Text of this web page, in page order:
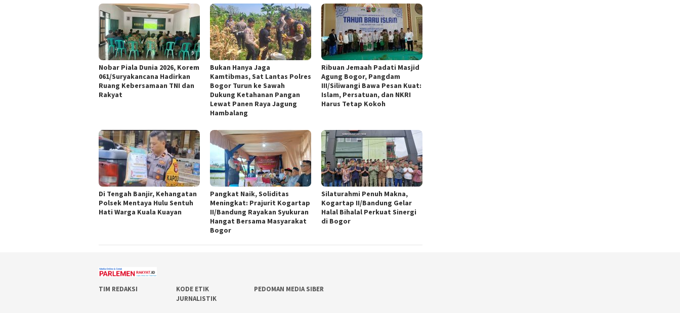
Nobar Piala Dunia 2026, Korem
061/Suryakancana Hadirkan
Ruang Kebersamaan TNI dan
Rakyat
Bukan Hanya Jaga
Kamtibmas, Sat Lantas Polres
Bogor Turun ke Sawah
Dukung Ketahanan Pangan
Lewat Panen Raya Jagung
Hambalang
Ribuan Jemaah Padati Masjid
Agung Bogor, Pangdam
III/Siliwangi Bawa Pesan Kuat:
Islam, Persatuan, dan NKRI
Harus Tetap Kokoh
Di Tengah Banjir, Kehangatan
Polsek Mentaya Hulu Sentuh
Hati Warga Kuala Kuayan
Pangkat Naik, Soliditas
Meningkat: Prajurit Kogartap
II/Bandung Rayakan Syukuran
Hangat Bersama Masyarakat
Bogor
Silaturahmi Penuh Makna,
Kogartap II/Bandung Gelar
Halal Bihalal Perkuat Sinergi
di Bogor
TIM REDAKSI
KODE ETIK
JURNALISTIK
PEDOMAN MEDIA SIBER